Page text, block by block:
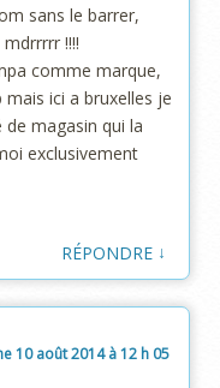
sans le barrer,
!!!!
comme marque,
mais ici a bruxelles je
de magasin qui la
exclusivement
RÉPONDRE ↓
10 août 2014 à 12 h 05